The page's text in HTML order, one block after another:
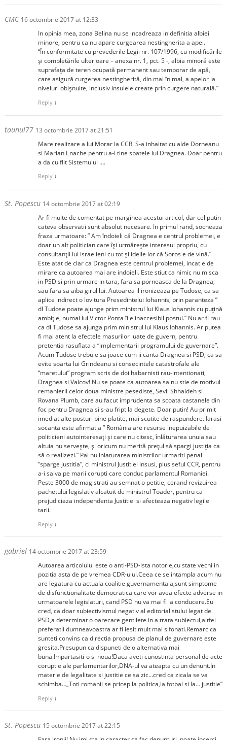
CMC 16 octombrie 2017 at 12:33
In opinia mea, zona Belina nu se incadreaza in definitia albiei
minore, pentru ca nu apare curgearea nestingherita a apei.
“În conformitate cu prevederile Legii nr. 107/1996, cu modificările
și completările ulterioare – anexa nr. 1, pct. 5 -, albia minoră este
suprafața de teren ocupată permanent sau temporar de apă,
care asigură curgerea nestingherită, din mal în mal, a apelor la
niveluri obișnuite, inclusiv insulele create prin curgere naturală.”
Reply ↓
taunul77 13 octombrie 2017 at 21:51
Mare realizare a lui Morar la CCR. S-a inhaitat cu alde Dorneanu
si Marian Enache pentru a-i tine spatele lui Dragnea. Doar pentru
a da cu flit Sistemului ….
Reply ↓
St. Popescu 14 octombrie 2017 at 02:19
Ar fi multe de comentat pe marginea acestui articol, dar cel putin
cateva observatii sunt absolut necesare. In primul rand, socheaza
fraza urmatoare: ” Am îndoieli că Dragnea e centrul problemei, e
doar un alt politician care îşi urmăreşte interesul propriu, cu
consultanţii lui israelieni cu tot şi ideile lor că Soros e de vină.”
Este atat de clar ca Dragnea este centrul problemei, incat e de
mirare ca autoarea mai are indoieli. Este stiut ca nimic nu misca
in PSD si prin urmare in tara, fara sa porneasca de la Dragnea,
sau fara sa aiba girul lui. Autoarea il ironizeaza pe Tudose, ca sa
aplice indirect o lovitura Presedintelui Iohannis, prin paranteza ”
dl Tudose poate ajunge prim ministrul lui Klaus Iohannis cu puţină
ambiţie, numai lui Victor Ponta îi e inaccesibil postul.” Nu ar fi rau
ca dl Tudose sa ajunga prim ministrul lui Klaus Iohannis. Ar putea
fi mai atent la efectele masurilor luate de guvern, pentru
pretentia rasuflata a “implementarii programului de guvernare”.
Acum Tudose trebuie sa joace cum ii canta Dragnea si PSD, ca sa
evite soarta lui Grindeanu si consecintele catastrofale ale
“maretului” program scris de doi habarnisti rau-intentionati,
Dragnea si Valcov! Nu se poate ca autoarea sa nu stie de motivul
remanierii celor doua ministre pesediste, Sevil Shhaideh si
Rovana Plumb, care au facut imprudenta sa scoata castanele din
foc pentru Dragnea si s-au fript la degete. Doar putin! Au primit
imediat alte posturi bine platite, mai scutite de raspundere. Iarasi
socanta este afirmatia ” România are resurse inepuizabile de
politicieni autointeresaţi şi care nu citesc, înlăturarea unuia sau
altuia nu serveşte, şi oricum nu merită preţul să spargi justiţia ca
să o realizezi.” Pai nu inlaturarea ministrilor urmariti penal
“sparge justitia”, ci ministrul Justitiei insusi, plus seful CCR, pentru
a-i salva pe marii corupti care conduc parlamentul Romaniei.
Peste 3000 de magistrati au semnat o petitie, cerand revizuirea
pachetului legislativ alcatuit de ministrul Toader, pentru ca
prejudiciaza independenta Justitiei si afecteaza negativ legile
tarii.
Reply ↓
gabriel 14 octombrie 2017 at 23:59
Autoarea articolului este o anti-PSD-ista notorie,cu state vechi in
pozitia asta de pe vremea CDR-ului.Ceea ce se intampla acum nu
are legatura cu actuala coalitie guvernamentala,sunt simptome
de disfunctionalitate democratica care vor avea efecte adverse in
urmatoarele legislaturi, cand PSD nu va mai fi la conducere.Eu
cred, ca doar subiectivismul negativ al editorialistului legat de
PSD,a determinat o oarecare gentilete in a trata subiectul,altfel
preferatii dumneavoastra ar fi iesit mult mai sifonati.Remarc ca
sunteti convins ca directia propusa de planul de guvernare este
gresita.Presupun ca dispuneti de o alternativa mai
buna.Impartasiti-o si noua!Daca aveti cunostinta personal de acte
coruptie ale parlamentarilor,DNA-ul va ateapta cu un denunt.In
materie de legalitate si justitie ce sa zic…cred ca zicala se va
schimba…„Toti romanii se pricep la politica,la fotbal si la… justitie”
Reply ↓
St. Popescu 15 octombrie 2017 at 22:15